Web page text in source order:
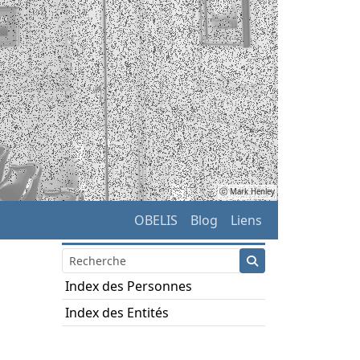
ⓒ Mark Henley
OBELIS Blog Liens
Index des Personnes
Index des Entités